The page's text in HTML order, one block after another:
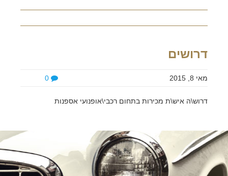
דרושים
מאי 8, 2015
דרוש\ה איש\ת מכירות בתחום רכבי\אופנועי אספנות